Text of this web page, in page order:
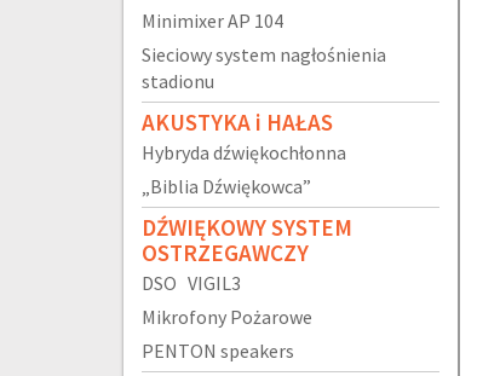
Minimixer AP 104
Sieciowy system nagłośnienia
stadionu
AKUSTYKA i HAŁAS
Hybryda dźwiękochłonna
„Biblia Dźwiękowca”
DŹWIĘKOWY SYSTEM
OSTRZEGAWCZY
DSO VIGIL3
Mikrofony Pożarowe
PENTON speakers